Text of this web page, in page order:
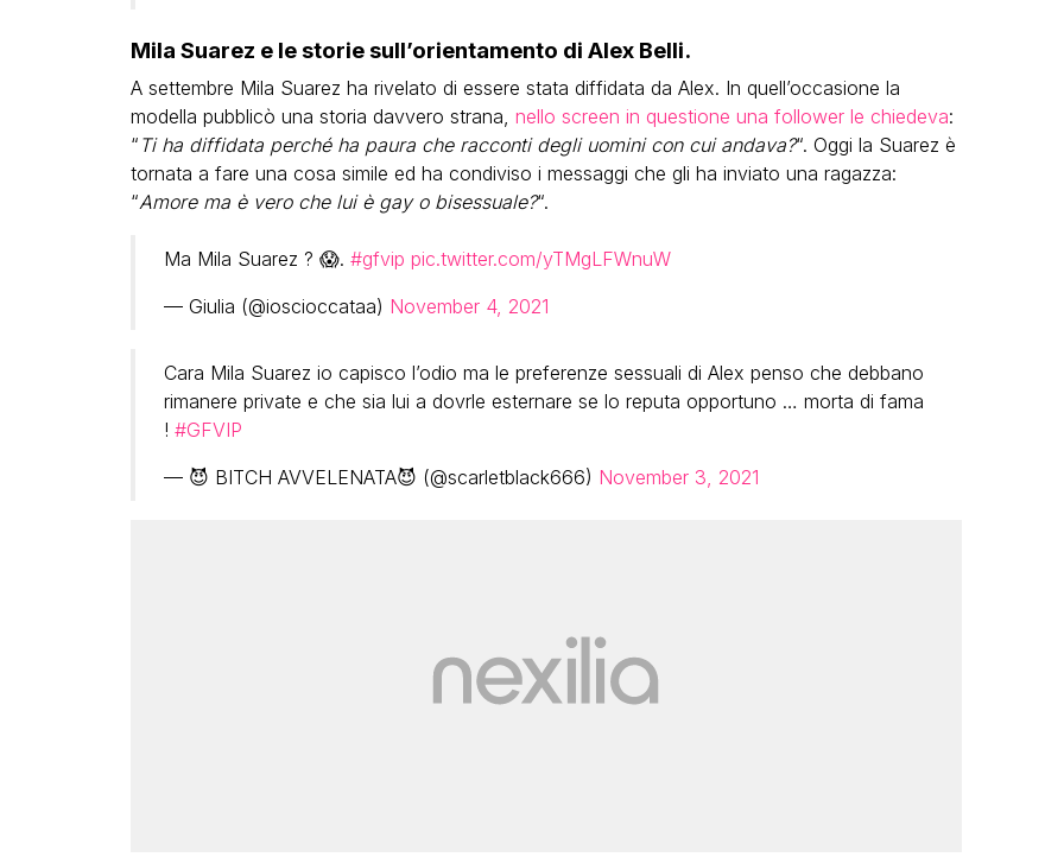
Mila Suarez e le storie sull’orientamento di Alex Belli.
A settembre Mila Suarez ha rivelato di essere stata diffidata da Alex. In quell’occasione la
modella pubblicò una storia davvero strana, nello screen in questione una follower le chiedeva:
“ Ti ha diffidata perché ha paura che racconti degli uomini con cui andava?“. Oggi la Suarez è
tornata a fare una cosa simile ed ha condiviso i messaggi che gli ha inviato una ragazza:
“Amore ma è vero che lui è gay o bisessuale?“.
Ma Mila Suarez ? 😱. #gfvip pic.twitter.com/yTMgLFWnuW
— Giulia (@ioscioccataa) November 4, 2021
Cara Mila Suarez io capisco l’odio ma le preferenze sessuali di Alex penso che debbano
rimanere private e che sia lui a dovrle esternare se lo reputa opportuno … morta di fama
! #GFVIP
— 😈 BITCH AVVELENATA😈 (@scarletblack666) November 3, 2021